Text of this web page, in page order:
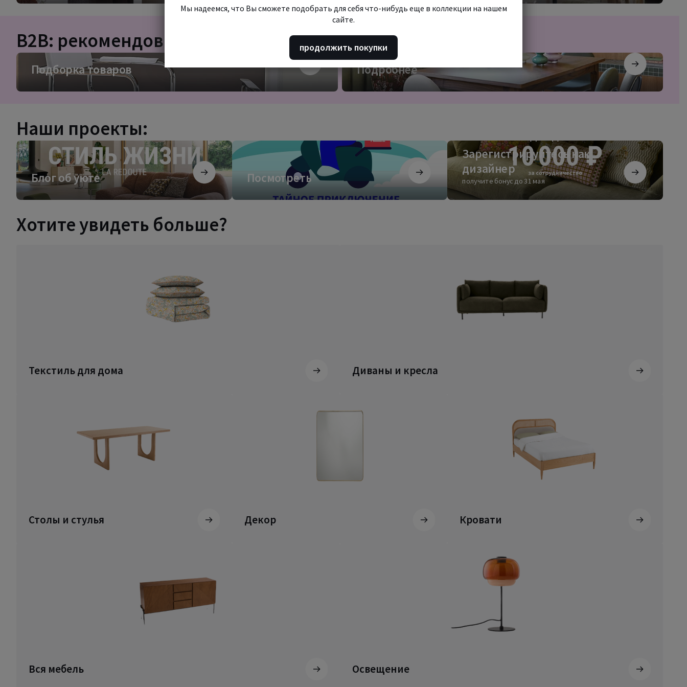
B2B: рекомендовано для бизнеса
Подборка товаров
Подборка
товаров
Подробнее
Наши проекты:
Блог об уюте
Блог
об
уюте
Посмотреть
Посмотреть
Зарегистрируйтесь как
дизайнер
получите бонус до 31 мая
Зарегистрируйтесь
как
дизайнер
Хотите увидеть больше?
Текстиль для дома Диваны и кресла
Столы и стулья Декор Кровати
Вся мебель Освещение
Мы надеемся, что Вы сможете подобрать для себя что-нибудь еще в коллекции на нашем
сайте.
продолжить покупки